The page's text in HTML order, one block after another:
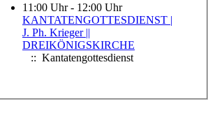
11:00 Uhr - 12:00 Uhr
KANTATENGOTTESDIENST |
J. Ph. Krieger ||
DREIKÖNIGSKIRCHE
:: Kantatengottesdienst